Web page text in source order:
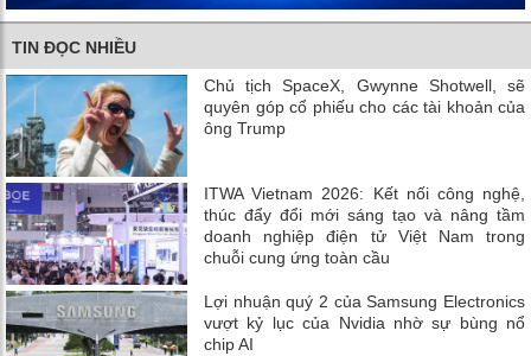
TIN ĐỌC NHIỀU
Chủ tịch SpaceX, Gwynne Shotwell, sẽ
quyên góp cổ phiếu cho các tài khoản của
ông Trump
ITWA Vietnam 2026: Kết nối công nghệ,
thúc đẩy đổi mới sáng tạo và nâng tầm
doanh nghiệp điện tử Việt Nam trong
chuỗi cung ứng toàn cầu
Lợi nhuận quý 2 của Samsung Electronics
vượt kỷ lục của Nvidia nhờ sự bùng nổ
chip AI